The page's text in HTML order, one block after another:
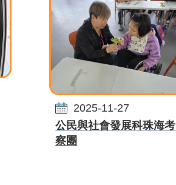
2025-11-27
公民與社會發展科珠海考
察團